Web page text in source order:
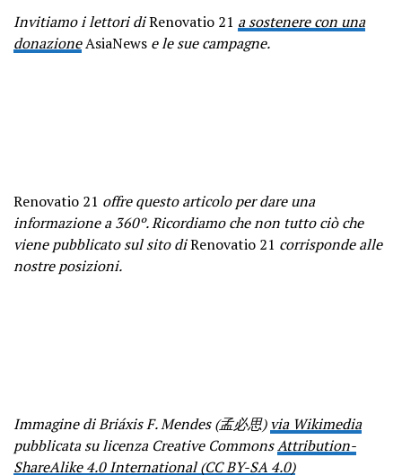
Invitiamo i lettori diRenovatio 21 a sostenere con una
donazioneAsiaNews e le sue campagne.
Renovatio 21 offre questo articolo per dare una
informazione a 360º. Ricordiamo che non tutto ciò che
viene pubblicato sul sito diRenovatio 21 corrisponde alle
nostre posizioni.
Immagine di Briáxis F. Mendes (孟必思)via Wikimedia
pubblicata su licenza Creative CommonsAttribution-
ShareAlike 4.0 International (CC BY-SA 4.0)